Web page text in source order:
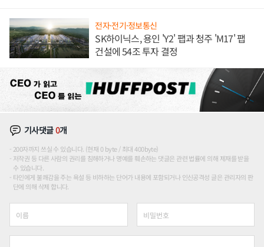
전자·전기·정보통신
SK하이닉스, 용인 'Y2' 팹과 청주 'M17' 팹
건설에 54조 투자 결정
기사댓글0개
200자까지 쓰실 수 있습니다. (현재 0 byte / 최대 400byte)
저작권 등 다른 사람의 권리를 침해하거나 명예를 훼손하는 댓글은 관련 법률에 의해 제재를 받을
수 있습니다.
타인에게 불쾌감을 주는 욕설 등 비하하는 단어가 내용에 포함되거나 인신공격성 글은 관리자의 판
단에 의해 삭제 합니다.